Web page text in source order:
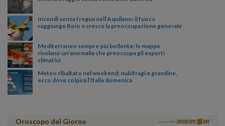
Incendi senza tregua nell’Aquilano: il fuoco
raggiunge Roio e cresce la preoccupazione generale
Mediterraneo sempre più bollente: le mappe
rivelano un'anomalia che preoccupa gli esperti
climatici
Meteo ribaltato nel weekend: nubifragi e grandine,
ecco dove colpirà l’Italia domenica
Oroscopo del Giorno powered by OROSCOPO ORE